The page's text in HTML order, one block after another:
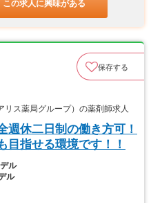
この求人に興味がある
保存する
ス薬局グループ）の薬剤師求人
週休二日制の働き方可！
目指せる環境です！！
ル
ル